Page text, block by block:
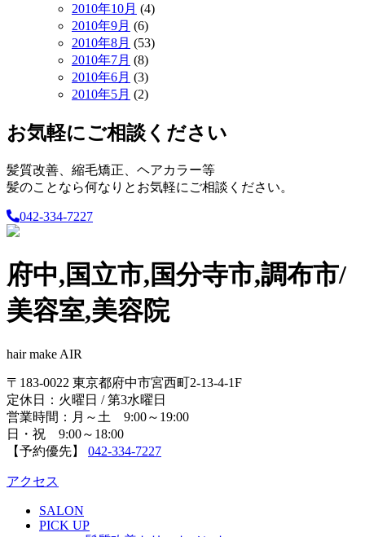
2010年10月 (4)
2010年9月 (6)
2010年8月 (53)
2010年7月 (8)
2010年6月 (3)
2010年5月 (2)
お気軽にご相談ください
髪質改善、縮毛矯正、ヘアカラー等
髪のことなら何なりとお気軽にご相談ください。
042-334-7227
府中,国立市,国分寺市,調布市/
美容室,美容院
hair make AIR
〒183-0022 東京都府中市宮西町2-13-4-1F
定休日：火曜日 / 第3水曜日
営業時間：月～土 9:00～19:00
日・祝 9:00～18:00
【予約優先】 042-334-7227
アクセス
SALON
PICK UP